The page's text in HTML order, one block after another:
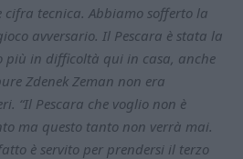
cifra tecnica. Abbiamo sofferto la
avversario. Il Pescara è stata la
più in difficoltà qui in casa, anche
Zdenek Zeman non era
“Il Pescara che voglio non è
ma questo tanto non verrà mai.
è servito per prendersi il terzo